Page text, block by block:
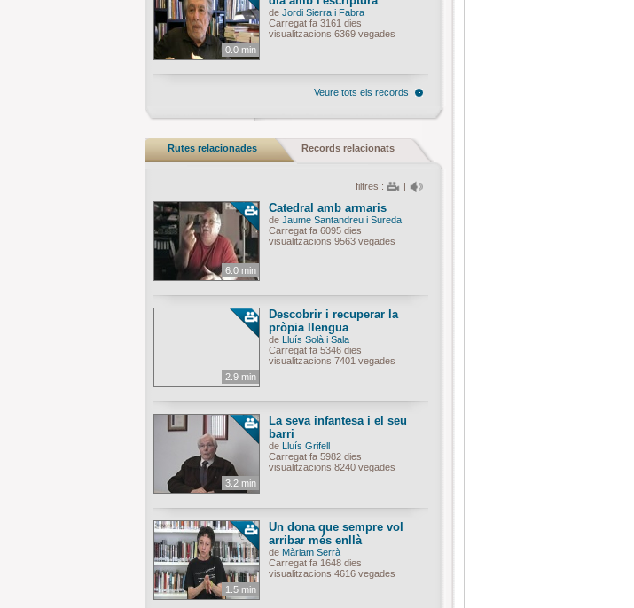
0.0 min
de Jordi Sierra i Fabra
Carregat fa 3161 dies
visualitzacions 6369 vegades
Veure tots els records
Rutes relacionades Records relacionats
filtres : |
6.0 min
Catedral amb armaris
de Jaume Santandreu i Sureda
Carregat fa 6095 dies
visualitzacions 9563 vegades
2.9 min
Descobrir i recuperar la
pròpia llengua
de Lluís Solà i Sala
Carregat fa 5346 dies
visualitzacions 7401 vegades
3.2 min
La seva infantesa i el seu
barri
de Lluís Grifell
Carregat fa 5982 dies
visualitzacions 8240 vegades
1.5 min
Un dona que sempre vol
arribar més enllà
de Màriam Serrà
Carregat fa 1648 dies
visualitzacions 4616 vegades